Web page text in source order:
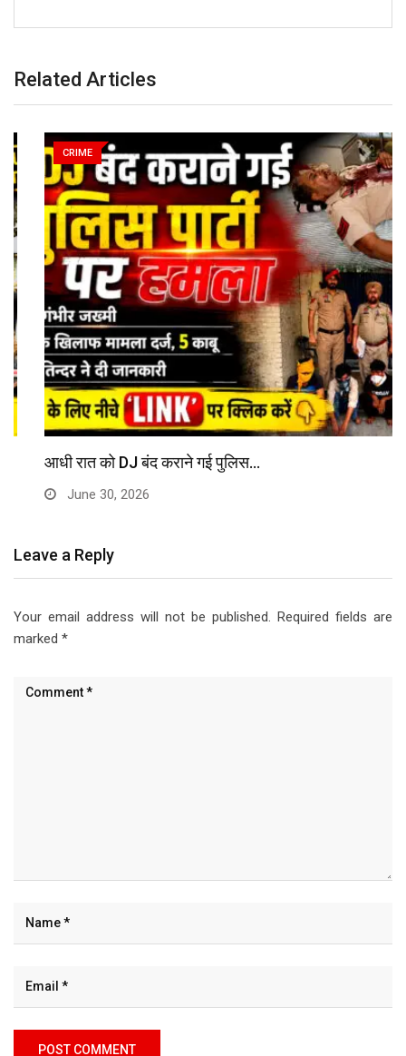
Related Articles
CRIME
आधी रात को DJ बंद कराने गई पुलिस…
June 30, 2026
Leave a Reply
Your email address will not be published. Required fields are
marked *